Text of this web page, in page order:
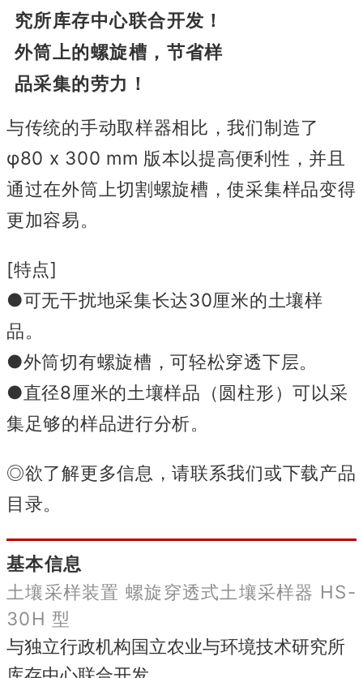
究所库存中心联合开发！
外筒上的螺旋槽，节省样
品采集的劳力！
与传统的手动取样器相比，我们制造了
φ80 x 300 mm 版本以提高便利性，并且
通过在外筒上切割螺旋槽，使采集样品变得
更加容易。
[特点]
●可无干扰地采集长达30厘米的土壤样
品。
●外筒切有螺旋槽，可轻松穿透下层。
●直径8厘米的土壤样品（圆柱形）可以采
集足够的样品进行分析。
◎欲了解更多信息，请联系我们或下载产品
目录。
基本信息
土壤采样装置 螺旋穿透式土壤采样器 HS-
30H 型
与独立行政机构国立农业与环境技术研究所